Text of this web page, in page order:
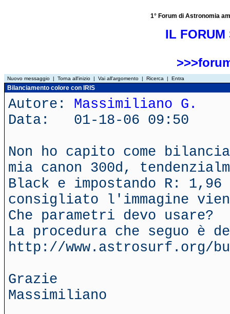
1° Forum di Astronomia
IL FORUM
Nuovo messaggio | Torna all'inizio | Vai all'argomento | Ricerca | Entra
Bilanciamento colore con IRIS
Autore: Massimiliano G.
Data: 01-18-06 09:50
Non ho capito come
mia canon 300d,
Black e impostando R:
consigliato l'immagine
Che parametri devo usare?
La procedura che seguo è
http://www.astrosurf.org/
Grazie
Massimiliano